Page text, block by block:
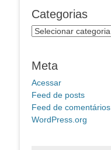
Categorias
Categorias
Meta
Acessar
Feed de posts
Feed de comentários
WordPress.org